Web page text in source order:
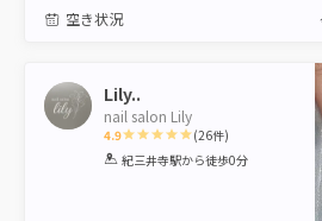
空き状況
Lily..
nail salon Lily
4.9
1 2 3 4 5
(26件)
紀三井寺駅から徒歩0分